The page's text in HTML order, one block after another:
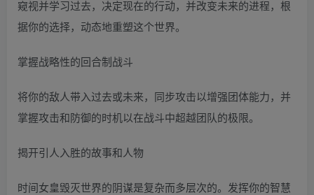
窥视并学习过去，决定现在的行动，并改变未来的进程，根
据你的选择，动态地重塑这个世界。
掌握战略性的回合制战斗
将你的敌人带入过去或未来，同步攻击以增强团体能力，并
掌握攻击和防御的时机以在战斗中超越团队的极限。
揭开引人入胜的故事和人物
时间女皇毁灭世界的阴谋是复杂而多层次的。发挥你的智慧